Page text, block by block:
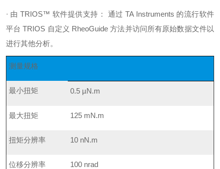
· 由 TRIOS™ 软件提供支持： 通过 TA Instruments 的流行软件
平台 TRIOS 自定义 RheoGuide 方法并访问所有原始数据文件以
进行其他分析。
测量规格
最小扭矩 0.5 µN.m
最大扭矩 125 mN.m
扭矩分辨率 10 nN.m
位移分辨率 100 nrad